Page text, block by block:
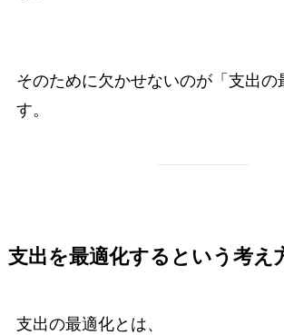
そのために欠かせないのが「支出の
す。
支出を最適化するという考え
支出の最適化とは、